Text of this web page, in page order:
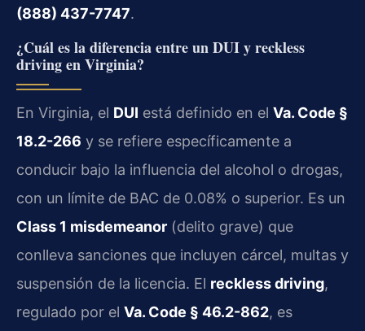
(888) 437-7747.
¿Cuál es la diferencia entre un DUI y reckless
driving en Virginia?
En Virginia, el DUI está definido en el Va. Code §
18.2-266 y se refiere específicamente a
conducir bajo la influencia del alcohol o drogas,
con un límite de BAC de 0.08% o superior. Es un
Class 1 misdemeanor (delito grave) que
conlleva sanciones que incluyen cárcel, multas y
suspensión de la licencia. El reckless driving,
regulado por el Va. Code § 46.2-862, es